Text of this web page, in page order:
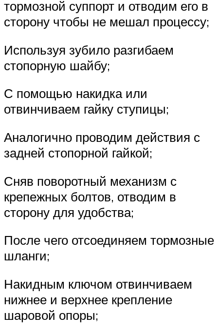
тормозной суппорт и отводим его в
сторону чтобы не мешал процессу;
Используя зубило разгибаем
стопорную шайбу;
С помощью накидка или
отвинчиваем гайку ступицы;
Аналогично проводим действия с
задней стопорной гайкой;
Сняв поворотный механизм с
крепежных болтов, отводим в
сторону для удобства;
После чего отсоединяем тормозные
шланги;
Накидным ключом отвинчиваем
нижнее и верхнее крепление
шаровой опоры;